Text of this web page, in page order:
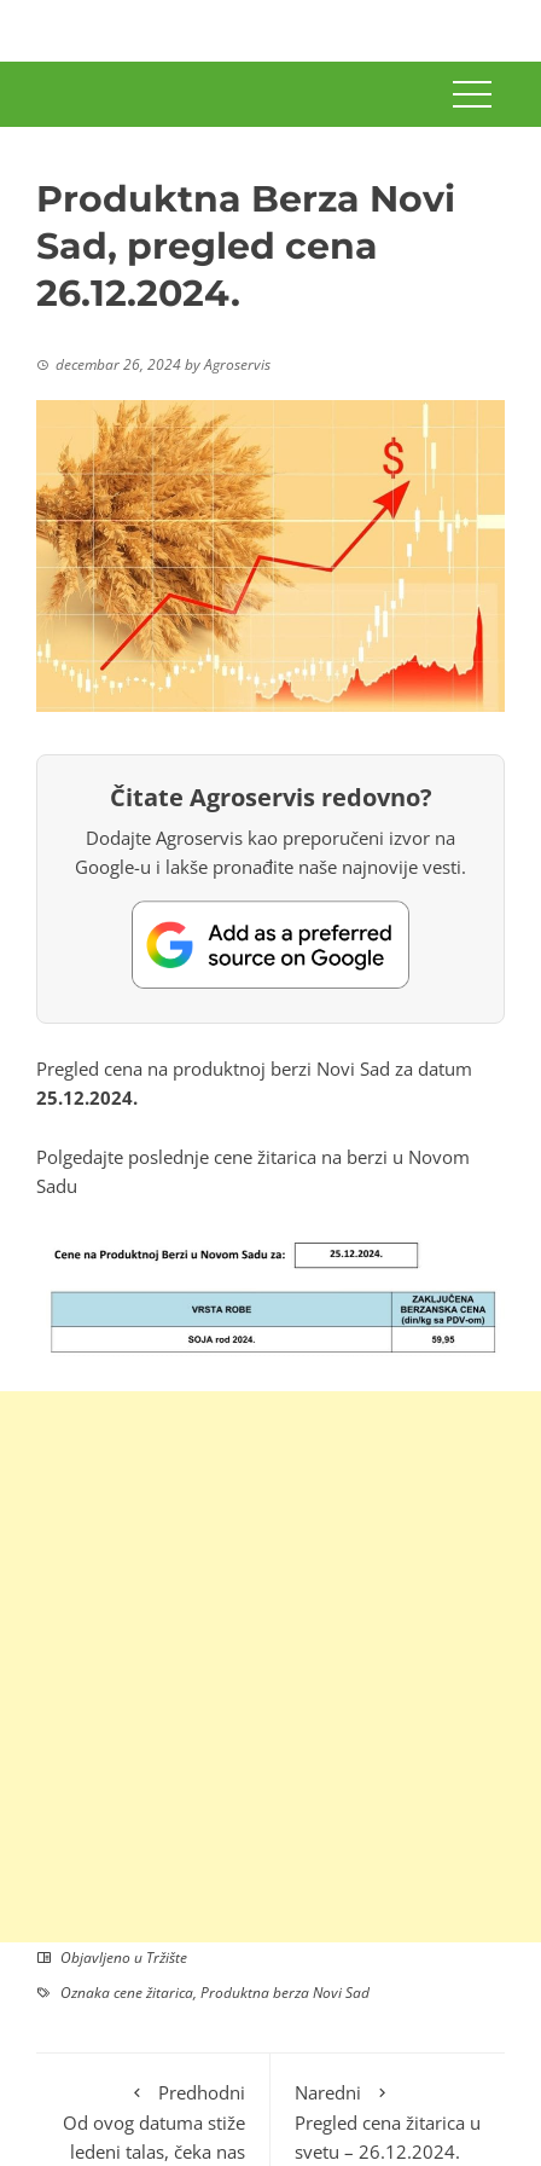
Produktna Berza Novi
Sad, pregled cena
26.12.2024.
decembar 26, 2024byAgroservis
Čitate Agroservis redovno?
Dodajte Agroservis kao preporučeni izvor na
Google-u i lakše pronađite naše najnovije vesti.
Pregled cena na produktnoj berzi Novi Sad za datum
25.12.2024.
Polgedajte poslednje cene žitarica na berzi u Novom
Sadu
Objavljeno u Tržište
Oznakacene žitarica, Produktna berza Novi Sad
Predhodni
Od ovog datuma stiže
ledeni talas, čeka nas
Naredni
Pregled cena žitarica u
svetu – 26.12.2024.